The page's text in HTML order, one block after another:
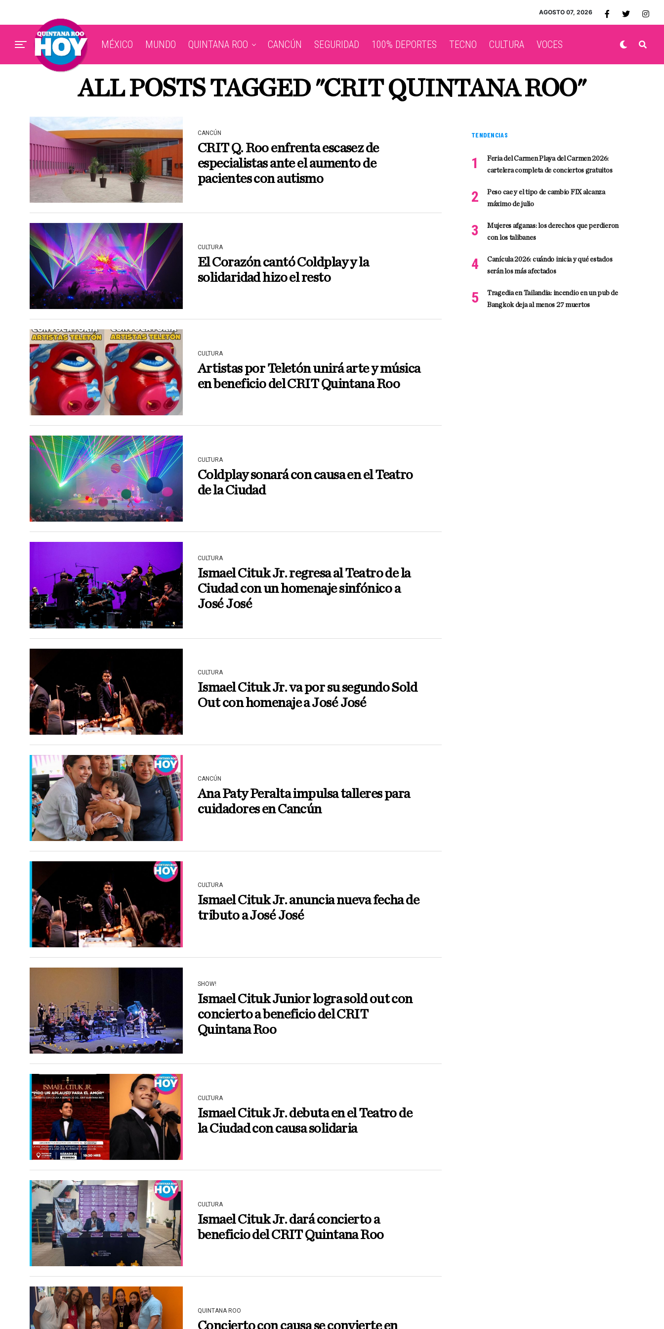
AGOSTO 07, 2026
MÉXICO MUNDO QUINTANA ROO CANCÚN SEGURIDAD 100% DEPORTES TECNO CULTURA VOCES
ALL POSTS TAGGED "CRIT QUINTANA ROO"
CANCÚN
CRIT Q. Roo enfrenta escasez de
especialistas ante el aumento de
pacientes con autismo
CULTURA
El Corazón cantó Coldplay y la
solidaridad hizo el resto
CULTURA
Artistas por Teletón unirá arte y música
en beneficio del CRIT Quintana Roo
CULTURA
Coldplay sonará con causa en el Teatro
de la Ciudad
CULTURA
Ismael Cituk Jr. regresa al Teatro de la
Ciudad con un homenaje sinfónico a
José José
CULTURA
Ismael Cituk Jr. va por su segundo Sold
Out con homenaje a José José
CANCÚN
Ana Paty Peralta impulsa talleres para
cuidadores en Cancún
CULTURA
Ismael Cituk Jr. anuncia nueva fecha de
tributo a José José
SHOW!
Ismael Cituk Junior logra sold out con
concierto a beneficio del CRIT
Quintana Roo
CULTURA
Ismael Cituk Jr. debuta en el Teatro de
la Ciudad con causa solidaria
CULTURA
Ismael Cituk Jr. dará concierto a
beneficio del CRIT Quintana Roo
QUINTANA ROO
Concierto con causa se convierte en
TENDENCIAS
Feria del Carmen Playa del Carmen 2026:
cartelera completa de conciertos gratuitos
Peso cae y el tipo de cambio FIX alcanza
máximo de julio
Mujeres afganas: los derechos que perdieron
con los talibanes
Canícula 2026: cuándo inicia y qué estados
serán los más afectados
Tragedia en Tailandia: incendio en un pub de
Bangkok deja al menos 27 muertos